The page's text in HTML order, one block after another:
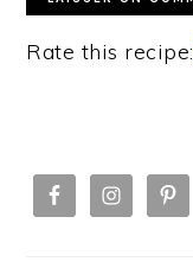
Rate this recipe:
SIDEBAR